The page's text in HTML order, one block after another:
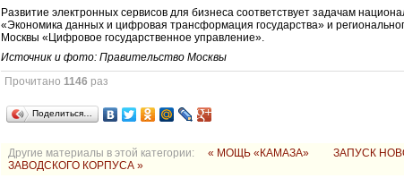
Развитие электронных сервисов для бизнеса соответствует задачам
«Экономика данных и цифровая трансформация государства» и
Москвы «Цифровое государственное управление».
Источник и фото: Правительство Москвы
Прочитано1146 раз
Поделиться…
Другие материалы в этой категории: « МОЩЬ «КАМАЗА»
ЗАПУСК
ЗАВОДСКОГО КОРПУСА »